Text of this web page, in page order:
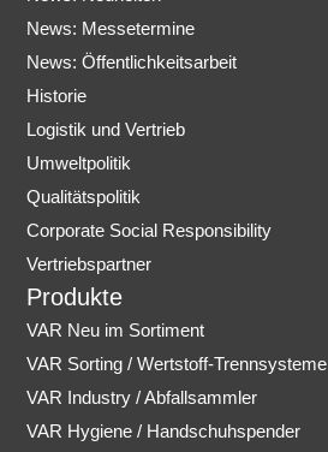
g
r
a
m
b
e
News: Messetermine
News: Öffentlichkeitsarbeit
Historie
Logistik und Vertrieb
Umweltpolitik
Qualitätspolitik
Corporate Social Responsibility
Vertriebspartner
Produkte
VAR Neu im Sortiment
VAR Sorting / Wertstoff-Trennsysteme
VAR Industry / Abfallsammler
VAR Hygiene / Handschuhspender